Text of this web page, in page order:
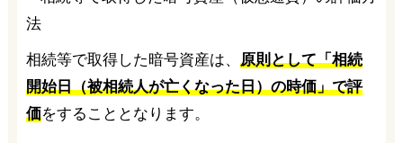
相続等で取得した暗号資産は、 原則として「相続
開始日（被相続人が亡くなった日）の時価」で評
価をすることとなります。